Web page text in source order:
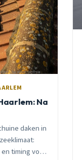
Na
daken in
timing voor